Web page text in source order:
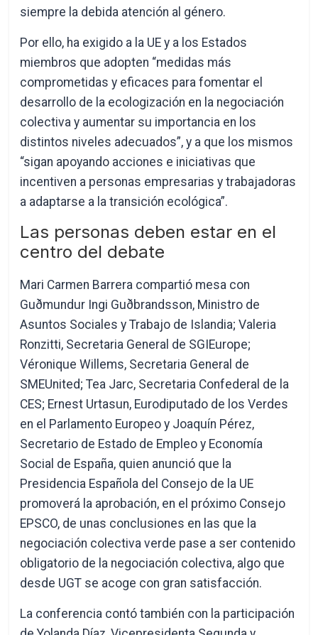
siempre la debida atención al género.
Por ello, ha exigido a la UE y a los Estados
miembros que adopten “medidas más
comprometidas y eficaces para fomentar el
desarrollo de la ecologización en la negociación
colectiva y aumentar su importancia en los
distintos niveles adecuados”, y a que los mismos
“sigan apoyando acciones e iniciativas que
incentiven a personas empresarias y trabajadoras
a adaptarse a la transición ecológica”.
Las personas deben estar en el
centro del debate
Mari Carmen Barrera compartió mesa con
Guðmundur Ingi Guðbrandsson, Ministro de
Asuntos Sociales y Trabajo de Islandia; Valeria
Ronzitti, Secretaria General de SGIEurope;
Véronique Willems, Secretaria General de
SMEUnited; Tea Jarc, Secretaria Confederal de la
CES; Ernest Urtasun, Eurodiputado de los Verdes
en el Parlamento Europeo y Joaquín Pérez,
Secretario de Estado de Empleo y Economía
Social de España, quien anunció que la
Presidencia Española del Consejo de la UE
promoverá la aprobación, en el próximo Consejo
EPSCO, de unas conclusiones en las que la
negociación colectiva verde pase a ser contenido
obligatorio de la negociación colectiva, algo que
desde UGT se acoge con gran satisfacción.
La conferencia contó también con la participación